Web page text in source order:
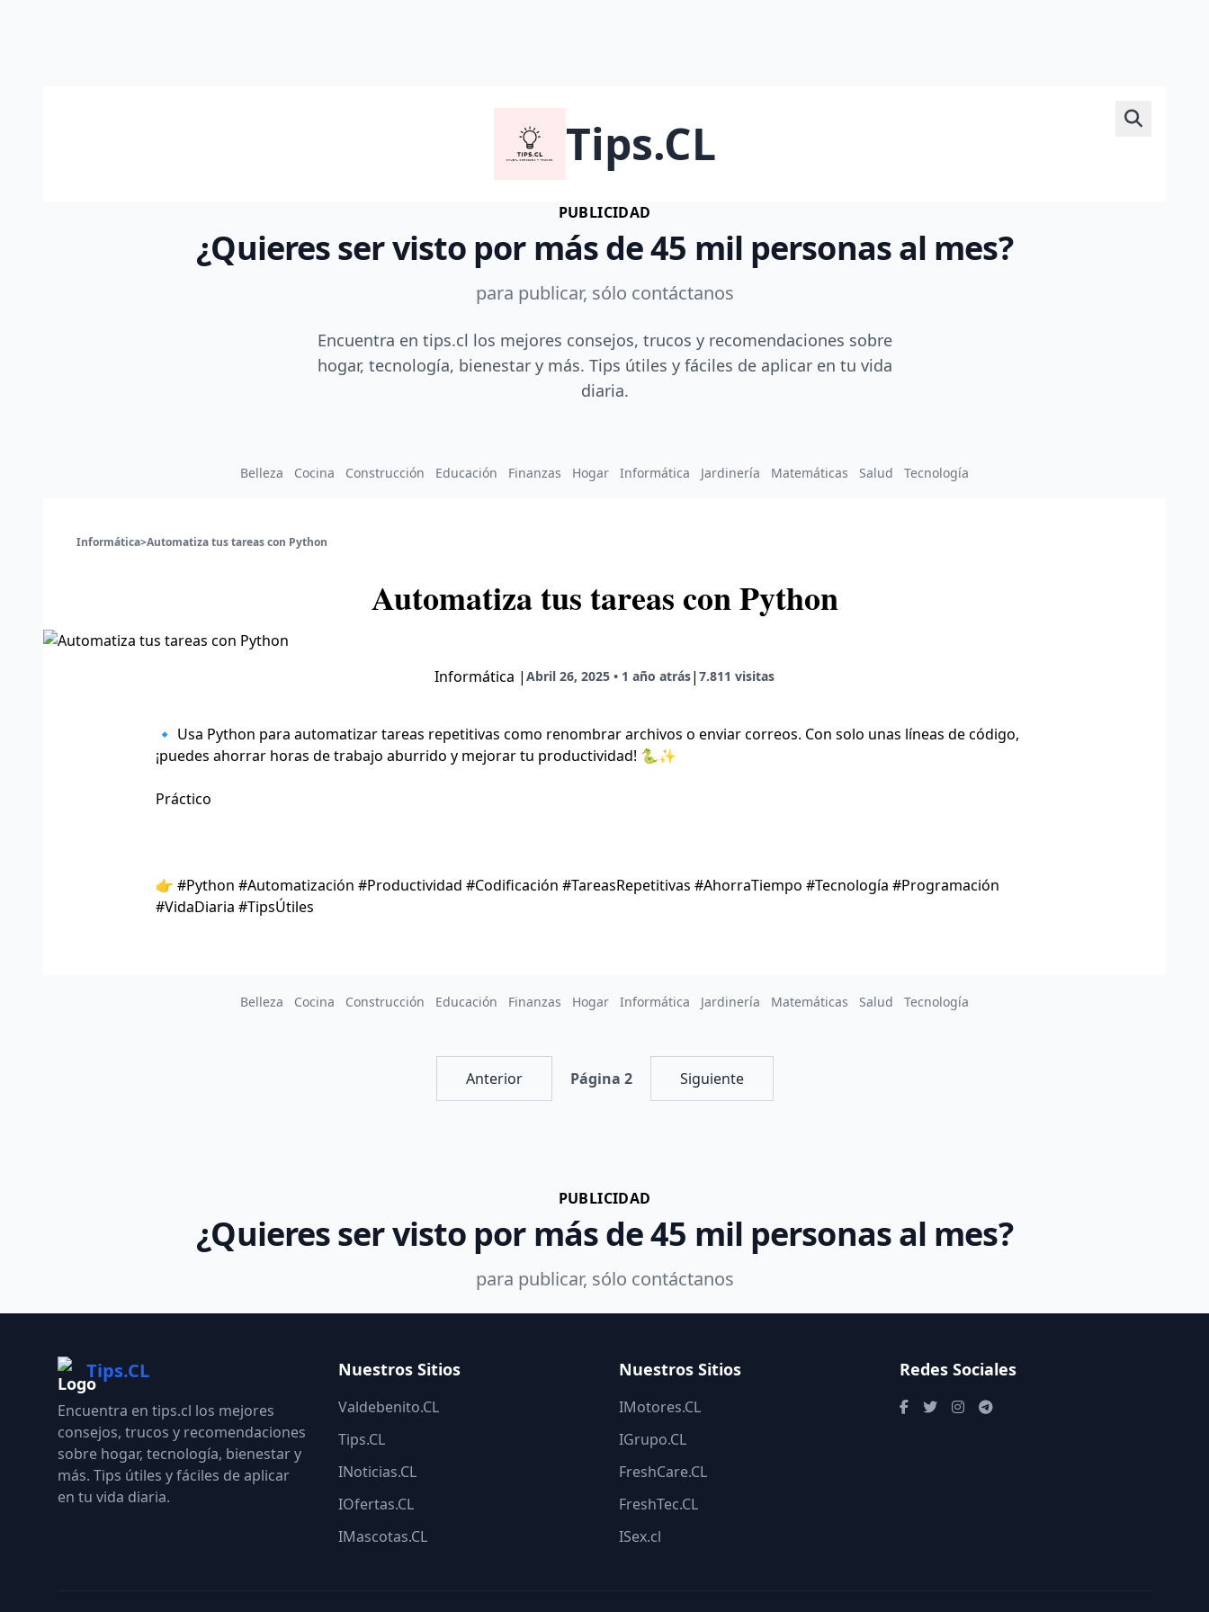
Tips.CL
PUBLICIDAD
¿Quieres ser visto por más de 45 mil personas al mes?
para publicar, sólo contáctanos
Encuentra en tips.cl los mejores consejos, trucos y recomendaciones sobre
hogar, tecnología, bienestar y más. Tips útiles y fáciles de aplicar en tu vida
diaria.
Belleza Cocina Construcción Educación Finanzas Hogar Informática Jardinería Matemáticas Salud Tecnología
Informática>Automatiza tus tareas con Python
Automatiza tus tareas con Python
Informática | Abril 26, 2025 • 1 año atrás| 7.811 visitas
🔹 Usa Python para automatizar tareas repetitivas como renombrar archivos o enviar correos. Con solo unas líneas de código,
¡puedes ahorrar horas de trabajo aburrido y mejorar tu productividad! 🐍✨
Práctico
👉 #Python #Automatización #Productividad #Codificación #TareasRepetitivas #AhorraTiempo #Tecnología #Programación
#VidaDiaria #TipsÚtiles
Belleza Cocina Construcción Educación Finanzas Hogar Informática Jardinería Matemáticas Salud Tecnología
Anterior Página 2 Siguiente
PUBLICIDAD
¿Quieres ser visto por más de 45 mil personas al mes?
para publicar, sólo contáctanos
Tips.CL
Encuentra en tips.cl los mejores
consejos, trucos y recomendaciones
sobre hogar, tecnología, bienestar y
más. Tips útiles y fáciles de aplicar
en tu vida diaria.
Nuestros Sitios
Valdebenito.CL
Tips.CL
INoticias.CL
IOfertas.CL
IMascotas.CL
Nuestros Sitios
IMotores.CL
IGrupo.CL
FreshCare.CL
FreshTec.CL
ISex.cl
Redes Sociales